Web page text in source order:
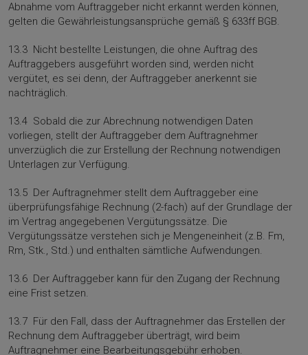
Abnahme vom Auftraggeber nicht erkannt werden können,
gelten die Gewährleistungsansprüche gemäß § 633ff BGB.
13.3 Nicht bestellte Leistungen, die ohne Auftrag des
Auftraggebers ausgeführt worden sind, werden nicht
vergütet, es sei denn, der Auftraggeber anerkennt sie
nachträglich.
13.4 Sobald die zur Abrechnung notwendigen Daten
vorliegen, stellt der Auftraggeber dem Auftragnehmer
unverzüglich die zur Erstellung der Rechnung notwendigen
Unterlagen zur Verfügung.
13.5 Der Auftragnehmer stellt dem Auftraggeber eine
überprüfungsfähige Rechnung (2-fach) auf der Grundlage der
im Vertrag angegebenen Vergütungssätze. Die
Vergütungssätze verstehen sich je Mengeneinheit (z.B. Fm,
Rm, Stk., Std.) und enthalten sämtliche Aufwendungen.
13.6 Der Auftraggeber kann für den Zugang der Rechnung
eine Frist setzen.
13.7 Für den Fall, dass der Auftragnehmer das Erstellen der
Rechnung dem Auftraggeber überträgt, wird beim
Auftragnehmer eine Bearbeitungsge­bühr erhoben.